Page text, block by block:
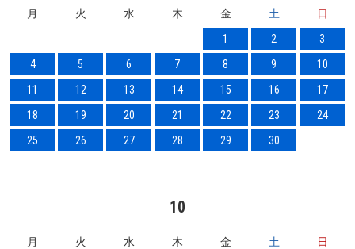
月 火 水 木 金 土
日
1
2
3
4
5 6 7 8 9
10
11
12 13 14 15 16
17
18
19 20 21 22 23
24
25
26 27 28 29 30
10
月 火 水 木 金 土
日